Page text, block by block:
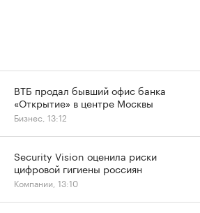
ВТБ продал бывший офис банка
«Открытие» в центре Москвы
Бизнес, 13:12
Security Vision оценила риски
цифровой гигиены россиян
Компании, 13:10